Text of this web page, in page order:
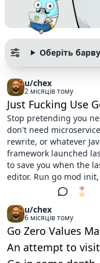
Оберіть барву
u/chex
2 місяців тому
Just Fucking Use
Stop pretending you
don't need
rewrite, or whatever
framework launched
to save you when the
editor. Run go mod
🎖️
u/chex
6 місяців тому
Go Zero Values
An attempt to